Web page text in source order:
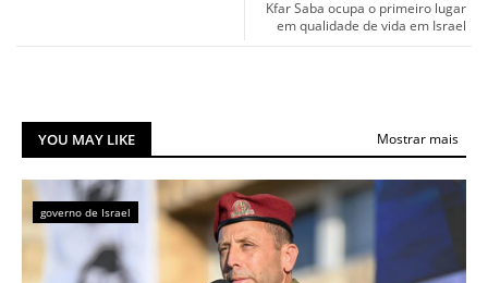
Kfar Saba ocupa o primeiro lugar
em qualidade de vida em Israel
YOU MAY LIKE Mostrar mais
governo de Israel